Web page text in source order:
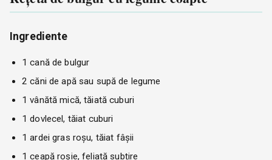
Ingrediente
1 cană de bulgur
2 căni de apă sau supă de legume
1 vânătă mică, tăiată cuburi
1 dovlecel, tăiat cuburi
1 ardei gras roșu, tăiat fâșii
1 ceapă roșie, feliată subțire